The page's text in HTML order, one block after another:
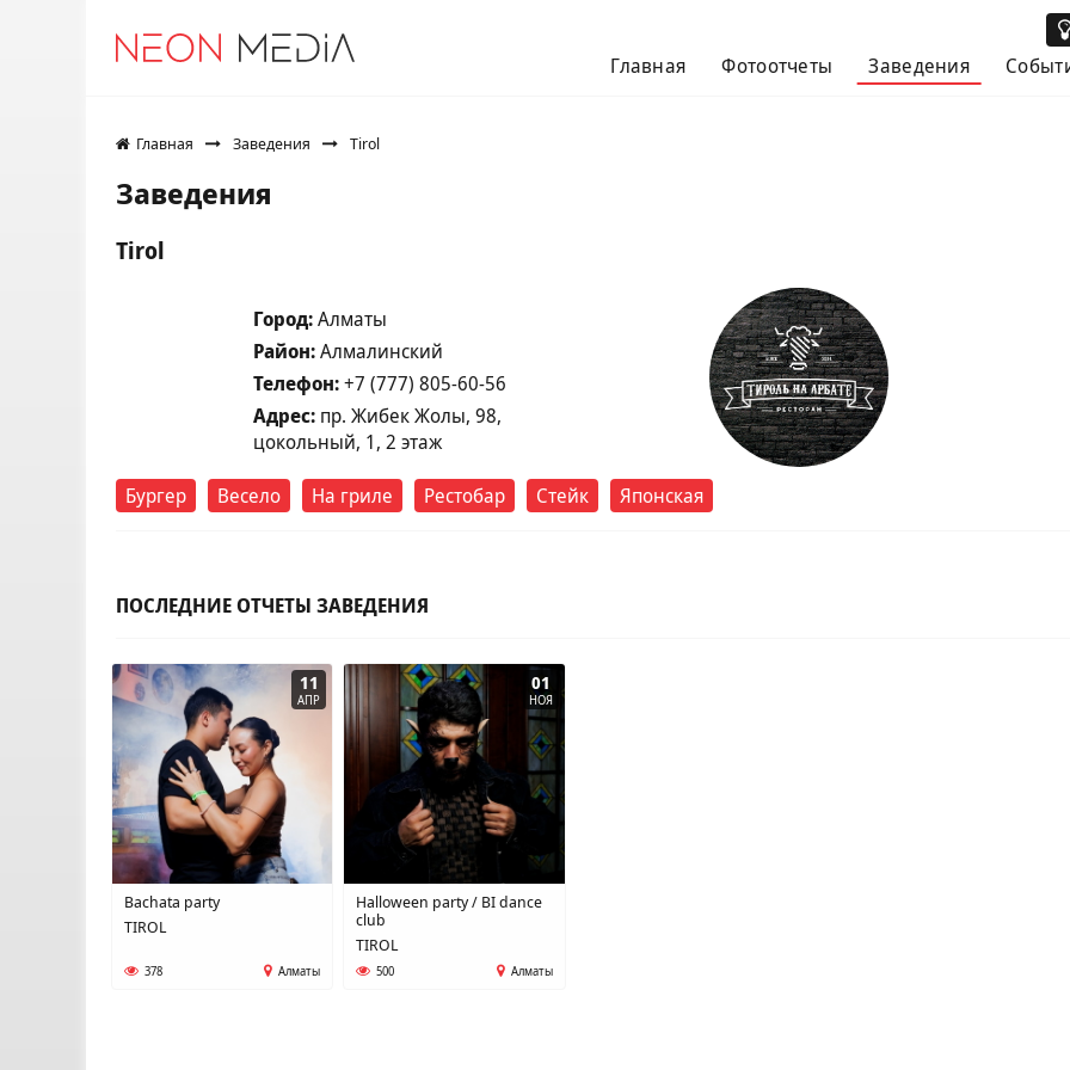
Главная Фотоотчеты Заведения
Главная Заведения Tirol
Заведения
Tirol
Город:Алматы
Район:Алмалинский
Телефон:+7 (777) 805-60-56
Адрес: пр. Жибек Жолы, 98​,
цокольный, 1, 2 этаж
Бургер Весело На гриле Рестобар Стейк Японская
ПОСЛЕДНИЕ ОТЧЕТЫ ЗАВЕДЕНИЯ
11
АПР
Bachata party
TIROL
378 Алматы
01
НОЯ
Halloween party / BI dance
club
TIROL
500 Алматы